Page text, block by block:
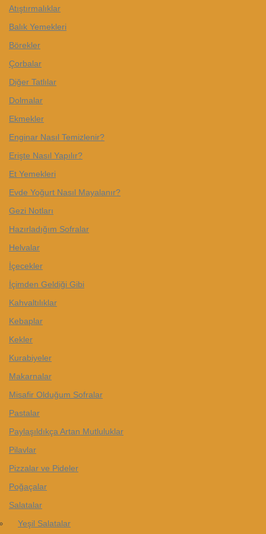
Atıştırmalıklar
Balık Yemekleri
Börekler
Çorbalar
Diğer Tatlılar
Dolmalar
Ekmekler
Enginar Nasıl Temizlenir?
Erişte Nasıl Yapılır?
Et Yemekleri
Evde Yoğurt Nasıl Mayalanır?
Gezi Notları
Hazırladığım Sofralar
Helvalar
İçecekler
İçimden Geldiği Gibi
Kahvaltılıklar
Kebaplar
Kekler
Kurabiyeler
Makarnalar
Misafir Olduğum Sofralar
Pastalar
Paylaşıldıkça Artan Mutluluklar
Pilavlar
Pizzalar ve Pideler
Poğaçalar
Salatalar
Yeşil Salatalar